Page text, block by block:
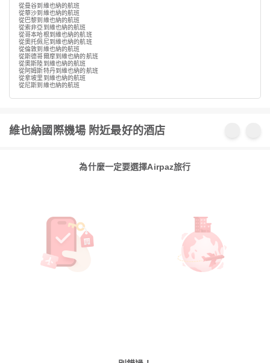
從曼谷到維也納的航班
從華沙到維也納的航班
從巴黎到維也納的航班
從索非亞到維也納的航班
從哥本哈根到維也納的航班
從奧托佩尼到維也納的航班
從倫敦到維也納的航班
從斯德哥爾摩到維也納的航班
從奧斯陸到維也納的航班
從阿姆斯特丹到維也納的航班
從拿坡里到維也納的航班
從尼斯到維也納的航班
維也納國際機場 附近最好的酒店
為什麼一定要選擇Airpaz旅行